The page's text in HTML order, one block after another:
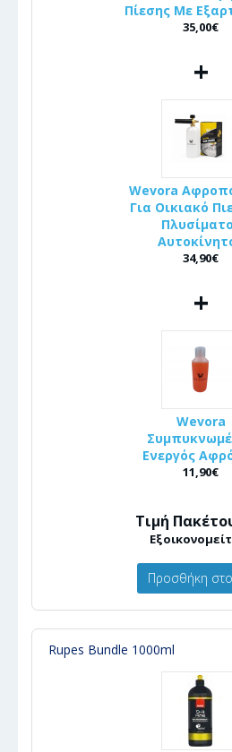
Πίεσης Με
35,00€
+
Wevora
Για Οικιακό
34,90€
+
Wevora
Ενεργός
11,90€
Τιμή
Προσθήκη
Rupes Bundle 1000ml